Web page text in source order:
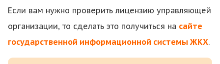
Если вам нужно проверить лицензию управляющей
организации, то сделать это получиться на сайте
государственной информационной системы ЖКХ.